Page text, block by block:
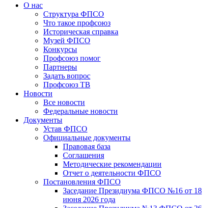
О нас
Структура ФПСО
Что такое профсоюз
Историческая справка
Музей ФПСО
Конкурсы
Профсоюз помог
Партнеры
Задать вопрос
Профсоюз ТВ
Новости
Все новости
Федеральные новости
Документы
Устав ФПСО
Официальные документы
Правовая база
Соглашения
Методические рекомендации
Отчет о деятельности ФПСО
Постановления ФПСО
Заседание Президиума ФПСО №16 от 18
июня 2026 года